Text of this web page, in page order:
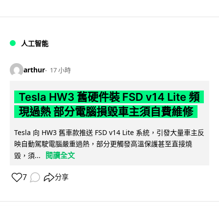
人工智能
arthur 17 小時
Tesla HW3 舊硬件裝 FSD v14 Lite 頻
現過熱 部分電腦損毀車主須自費維修
Tesla 向 HW3 舊車款推送 FSD v14 Lite 系統，引發大量車主反
映自動駕駛電腦嚴重過熱，部分更觸發高溫保護甚至直接燒
毀，須...
閱讀全文
7 分享